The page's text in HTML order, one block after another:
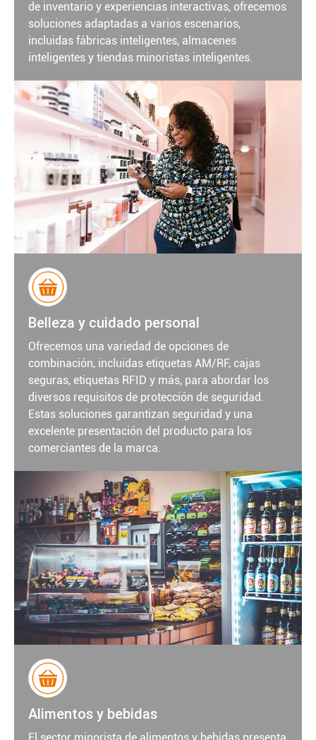
de inventario y experiencias interactivas, ofrecemos
soluciones adaptadas a varios escenarios,
incluidas fábricas inteligentes, almacenes
inteligentes y tiendas minoristas inteligentes.
Belleza y cuidado personal
Ofrecemos una variedad de opciones de
combinación, incluidas etiquetas AM/RF, cajas
seguras, etiquetas RFID y más, para abordar los
diversos requisitos de protección de seguridad.
Estas soluciones garantizan seguridad y una
excelente presentación del producto para los
comerciantes de la marca.
Alimentos y bebidas
El sector minorista de alimentos y bebidas presenta